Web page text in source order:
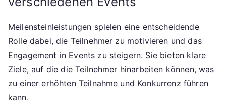
Meilensteinleistungen spielen eine entscheidende
Rolle dabei, die Teilnehmer zu motivieren und das
Engagement in Events zu steigern. Sie bieten klare
Ziele, auf die die Teilnehmer hinarbeiten können, was
zu einer erhöhten Teilnahme und Konkurrenz führen
kann.